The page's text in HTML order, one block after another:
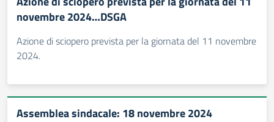
novembre 2024…DSGA
Azione di sciopero prevista per la giornata del 11 novembre
2024.
Assemblea sindacale: 18 novembre 2024